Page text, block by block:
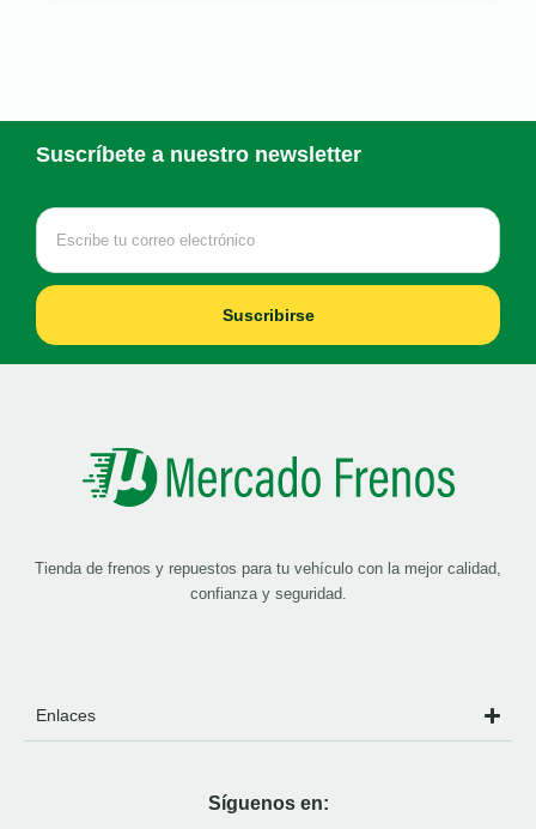
Suscríbete a nuestro newsletter
Suscribirse
Tienda de frenos y repuestos para tu vehículo con la mejor calidad,
confianza y seguridad.
Enlaces
Síguenos en: